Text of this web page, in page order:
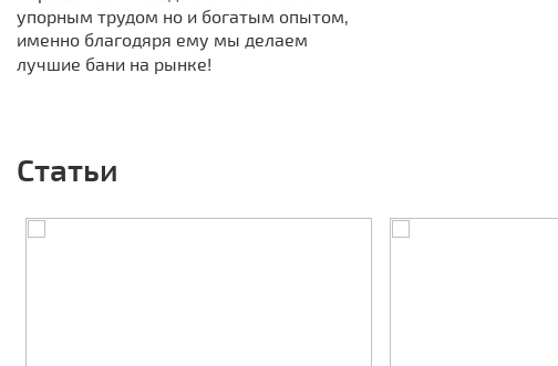
упорным трудом но и богатым опытом,
именно благодяря ему мы делаем
лучшие бани на рынке!
Статьи